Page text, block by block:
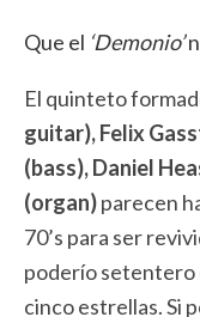
Que el ‘Demonio’
El quinteto
guitar), Felix
(bass), Daniel
(organ)parecen
70’s para ser
poderío setentero
cinco estrellas. Si